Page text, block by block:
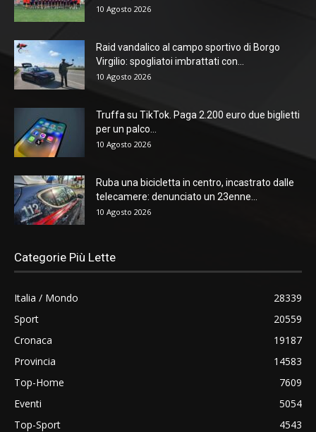
10 Agosto 2026
Raid vandalico al campo sportivo di Borgo
Virgilio: spogliatoi imbrattati con...
10 Agosto 2026
Truffa su TikTok. Paga 2.200 euro due biglietti
per un palco...
10 Agosto 2026
Ruba una bicicletta in centro, incastrato dalle
telecamere: denunciato un 23enne...
10 Agosto 2026
Categorie Più Lette
Italia / Mondo
28339
Sport
20559
Cronaca
19187
Provincia
14583
Top-Home
7609
Eventi
5054
Top-Sport
4543